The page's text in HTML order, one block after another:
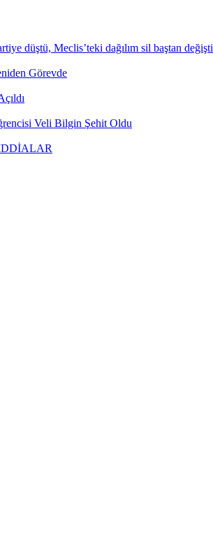
düştü, Meclis’teki dağılım sil baştan değişti
Görevde
Veli Bilgin Şehit Oldu